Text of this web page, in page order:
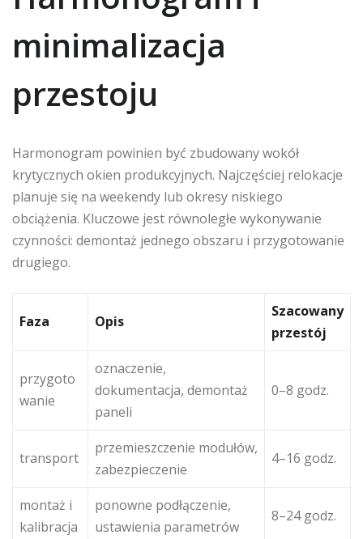
minimalizacja
przestoju
Harmonogram powinien być zbudowany wokół
krytycznych okien produkcyjnych. Najczęściej relokacje
planuje się na weekendy lub okresy niskiego
obciążenia. Kluczowe jest równoległe wykonywanie
czynności: demontaż jednego obszaru i przygotowanie
drugiego.
Faza Opis
Szacowany
przestój
przygoto
wanie
oznaczenie,
dokumentacja, demontaż
paneli
0–8 godz.
transport
przemieszczenie modułów,
zabezpieczenie
4–16 godz.
montaż i
kalibracja
ponowne podłączenie,
ustawienia parametrów
8–24 godz.